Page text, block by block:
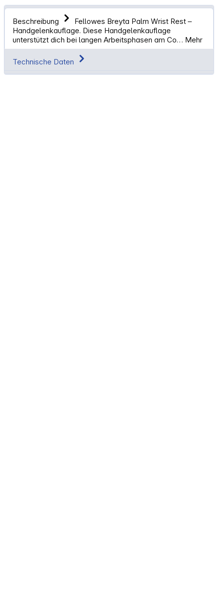
Beschreibung
Fellowes Breyta Palm Wrist Rest –
Handgelenkauflage. Diese Handgelenkauflage
unterstützt dich bei langen Arbeitsphasen am Co… Mehr
Technische Daten